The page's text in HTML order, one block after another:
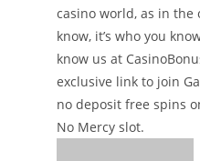
casino world, as in the
know, it’s who you
know us at
exclusive link to join
no deposit free spins
No Mercy slot.